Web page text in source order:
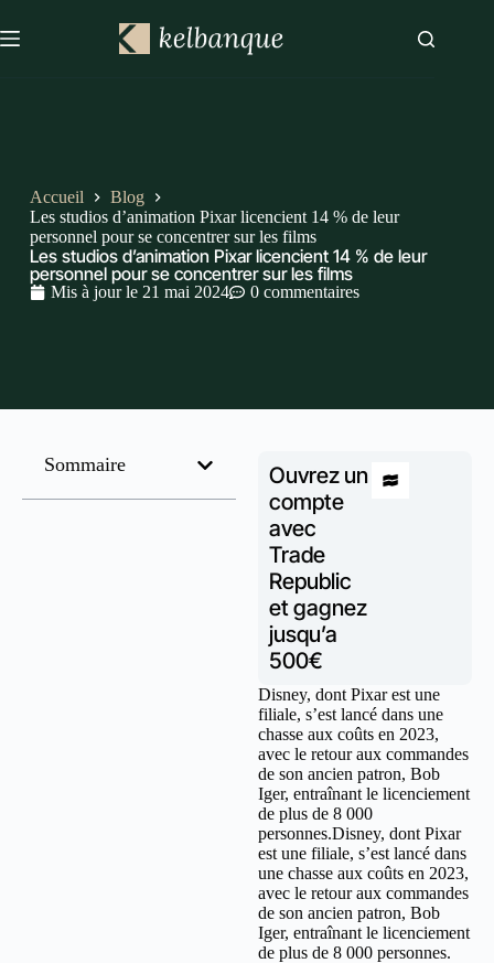
Accueil
Blog
Les studios d’animation Pixar licencient 14 % de leur
personnel pour se concentrer sur les films
Les studios d’animation Pixar licencient 14 % de leur
personnel pour se concentrer sur les films
Mis à jour le 21 mai 2024 0 commentaires
Sommaire
Ouvrez un
compte
avec
Trade
Republic
et gagnez
jusqu’a
500€
Disney, dont Pixar est une
filiale, s’est lancé dans une
chasse aux coûts en 2023,
avec le retour aux commandes
de son ancien patron, Bob
Iger, entraînant le licenciement
de plus de 8 000
personnes.Disney, dont Pixar
est une filiale, s’est lancé dans
une chasse aux coûts en 2023,
avec le retour aux commandes
de son ancien patron, Bob
Iger, entraînant le licenciement
de plus de 8 000 personnes.